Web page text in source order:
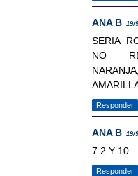
ANA B 19/
SERIA
NO
Responder
ANA B 19/
7 2 Y 10
Responder